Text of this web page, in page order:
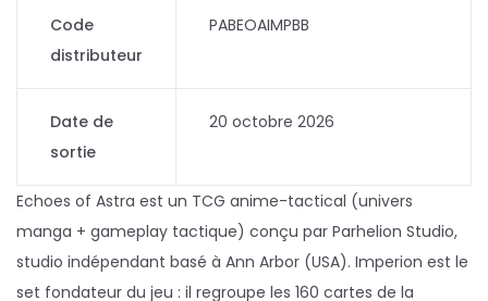
Code
distributeur
PABEOAIMPBB
Date de
sortie
20 octobre 2026
Echoes of Astra est un TCG anime-tactical (univers
manga + gameplay tactique) conçu par Parhelion Studio,
studio indépendant basé à Ann Arbor (USA). Imperion est le
set fondateur du jeu : il regroupe les 160 cartes de la